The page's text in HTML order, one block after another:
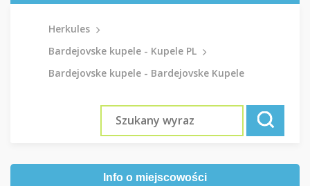
Herkules
Bardejovske kupele - Kupele PL
Bardejovske kupele - Bardejovske Kupele
Info o miejscowości